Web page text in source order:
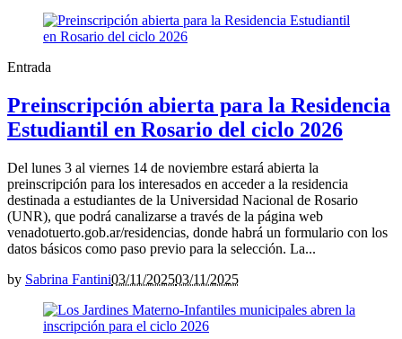
Entrada
Preinscripción abierta para la Residencia
Estudiantil en Rosario del ciclo 2026
Del lunes 3 al viernes 14 de noviembre estará abierta la
preinscripción para los interesados en acceder a la residencia
destinada a estudiantes de la Universidad Nacional de Rosario
(UNR), que podrá canalizarse a través de la página web
venadotuerto.gob.ar/residencias, donde habrá un formulario con los
datos básicos como paso previo para la selección. La...
by Sabrina Fantini03/11/202503/11/2025